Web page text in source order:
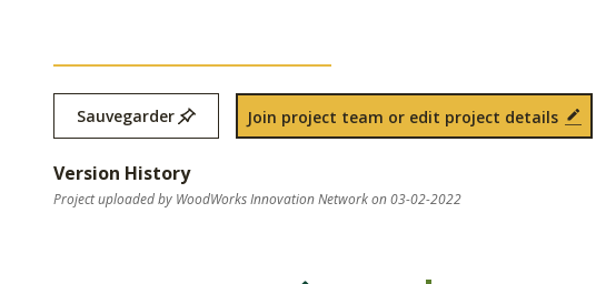
Sauvegarder Join project team or edit project details
Version History
Project uploaded by WoodWorks Innovation Network on 03-02-2022